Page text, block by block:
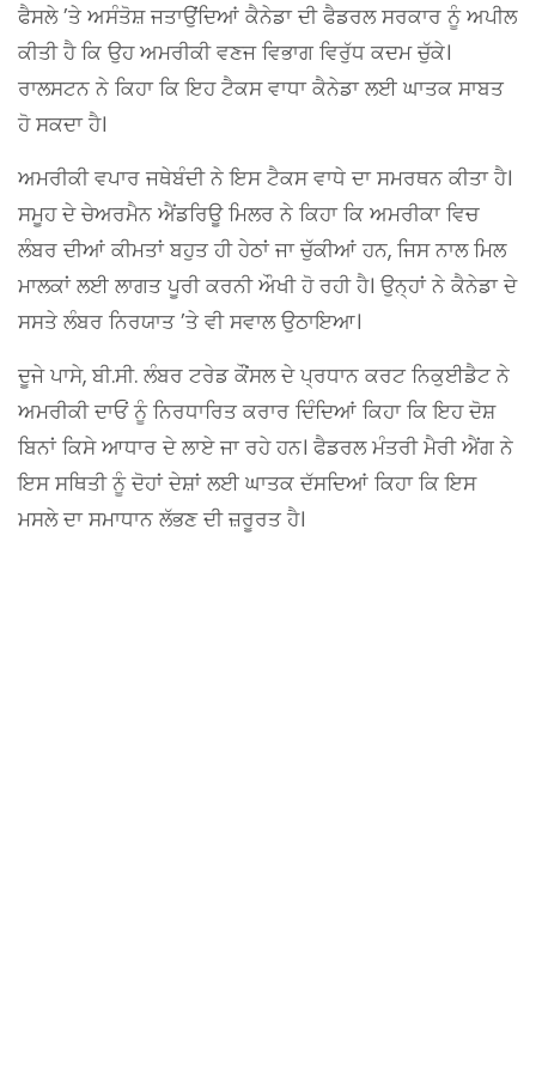
ਫੈਸਲੇ ’ਤੇ ਅਸੰਤੋਸ਼ ਜਤਾਉਂਦਿਆਂ ਕੈਨੇਡਾ ਦੀ ਫੈਡਰਲ ਸਰਕਾਰ ਨੂੰ ਅਪੀਲ
ਕੀਤੀ ਹੈ ਕਿ ਉਹ ਅਮਰੀਕੀ ਵਣਜ ਵਿਭਾਗ ਵਿਰੁੱਧ ਕਦਮ ਚੁੱਕੇ।
ਰਾਲਸਟਨ ਨੇ ਕਿਹਾ ਕਿ ਇਹ ਟੈਕਸ ਵਾਧਾ ਕੈਨੇਡਾ ਲਈ ਘਾਤਕ ਸਾਬਤ
ਹੋ ਸਕਦਾ ਹੈ।
ਅਮਰੀਕੀ ਵਪਾਰ ਜਥੇਬੰਦੀ ਨੇ ਇਸ ਟੈਕਸ ਵਾਧੇ ਦਾ ਸਮਰਥਨ ਕੀਤਾ ਹੈ।
ਸਮੂਹ ਦੇ ਚੇਅਰਮੈਨ ਐਂਡਰਿਊ ਮਿਲਰ ਨੇ ਕਿਹਾ ਕਿ ਅਮਰੀਕਾ ਵਿਚ
ਲੰਬਰ ਦੀਆਂ ਕੀਮਤਾਂ ਬਹੁਤ ਹੀ ਹੇਠਾਂ ਜਾ ਚੁੱਕੀਆਂ ਹਨ, ਜਿਸ ਨਾਲ ਮਿਲ
ਮਾਲਕਾਂ ਲਈ ਲਾਗਤ ਪੂਰੀ ਕਰਨੀ ਔਖੀ ਹੋ ਰਹੀ ਹੈ। ਉਨ੍ਹਾਂ ਨੇ ਕੈਨੇਡਾ ਦੇ
ਸਸਤੇ ਲੰਬਰ ਨਿਰਯਾਤ ’ਤੇ ਵੀ ਸਵਾਲ ਉਠਾਇਆ।
ਦੂਜੇ ਪਾਸੇ, ਬੀ.ਸੀ. ਲੰਬਰ ਟਰੇਡ ਕੌਂਸਲ ਦੇ ਪ੍ਰਧਾਨ ਕਰਟ ਨਿਕੁਈਡੈਟ ਨੇ
ਅਮਰੀਕੀ ਦਾਓਂ ਨੂੰ ਨਿਰਧਾਰਿਤ ਕਰਾਰ ਦਿੰਦਿਆਂ ਕਿਹਾ ਕਿ ਇਹ ਦੋਸ਼
ਬਿਨਾਂ ਕਿਸੇ ਆਧਾਰ ਦੇ ਲਾਏ ਜਾ ਰਹੇ ਹਨ। ਫੈਡਰਲ ਮੰਤਰੀ ਮੈਰੀ ਐਂਗ ਨੇ
ਇਸ ਸਥਿਤੀ ਨੂੰ ਦੋਹਾਂ ਦੇਸ਼ਾਂ ਲਈ ਘਾਤਕ ਦੱਸਦਿਆਂ ਕਿਹਾ ਕਿ ਇਸ
ਮਸਲੇ ਦਾ ਸਮਾਧਾਨ ਲੱਭਣ ਦੀ ਜ਼ਰੂਰਤ ਹੈ।